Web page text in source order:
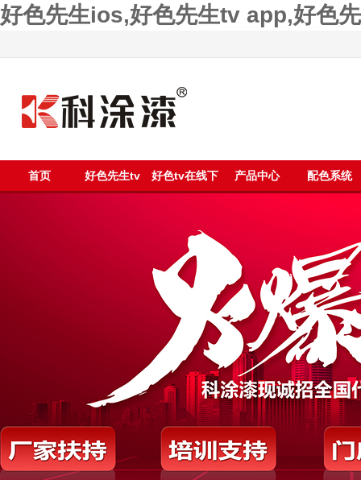
好色先生ios,好色先生tv app,好色
首页 好色先生tv 好色tv在线下 产品中心 配色系统